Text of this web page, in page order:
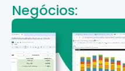
Negócios: